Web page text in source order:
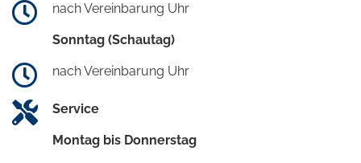
nach Vereinbarung Uhr
Sonntag (Schautag)
nach Vereinbarung Uhr
Service
Montag bis Donnerstag